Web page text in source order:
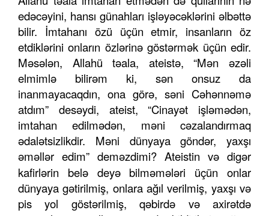
edəcəyini, hansı günahları işləyəcəklərini əlbəttə
bilir. İmtahanı özü üçün etmir, insanların öz
etdiklərini onların özlərinə göstərmək üçün edir.
Məsələn, Allahü təala, ateistə, “Mən əzəli
elmimlə bilirəm ki, sən onsuz da
inanmayacaqdın, ona görə, səni Cəhənnəmə
atdım” desəydi, ateist, “Cinayət işləmədən,
imtahan edilmədən, məni cəzalandırmaq
ədalətsizlikdir. Məni dünyaya göndər, yaxşı
əməllər edim” deməzdimi? Ateistin və digər
kafirlərin belə deyə bilməmələri üçün onlar
dünyaya gətirilmiş, onlara ağıl verilmiş, yaxşı və
pis yol göstərilmiş, qəbirdə və axirətdə